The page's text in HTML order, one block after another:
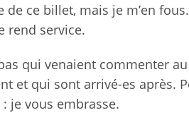
ce billet, mais je m’en
rend service.
qui venaient commenter
et qui sont arrivé-es après.
je vous embrasse.